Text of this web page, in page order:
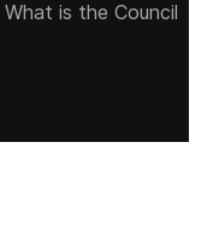
What is the Council